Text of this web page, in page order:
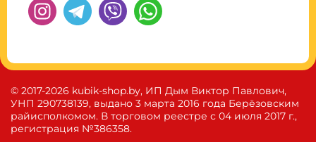
© 2017-2026 kubik-shop.by, ИП Дым Виктор Павлович,
УНП 290738139, выдано 3 марта 2016 года Берёзовским
райисполкомом. В торговом реестре с 04 июля 2017 г.,
регистрация №386358.